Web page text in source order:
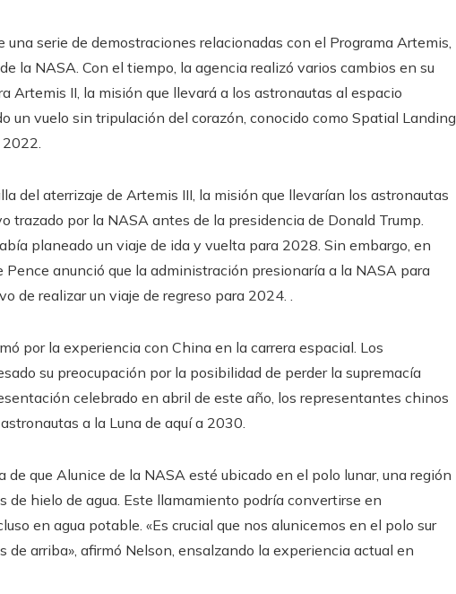
una serie de demostraciones relacionadas con el Programa Artemis,
la NASA. Con el tiempo, la agencia realizó varios cambios en su
Artemis II, la misión que llevará a los astronautas al espacio
un vuelo sin tripulación del corazón, conocido como Spatial Landing
2022.
del aterrizaje de Artemis III, la misión que llevarían los astronautas
trazado por la NASA antes de la presidencia de Donald Trump.
planeado un viaje de ida y vuelta para 2028. Sin embargo, en
anunció que la administración presionaría a la NASA para
de realizar un viaje de regreso para 2024. .
por la experiencia con China en la carrera espacial. Los
su preocupación por la posibilidad de perder la supremacía
celebrado en abril de este año, los representantes chinos
a la Luna de aquí a 2030.
que Alunice de la NASA esté ubicado en el polo lunar, una región
de hielo de agua. Este llamamiento podría convertirse en
en agua potable. «Es crucial que nos alunicemos en el polo sur
de arriba», afirmó Nelson, ensalzando la experiencia actual en